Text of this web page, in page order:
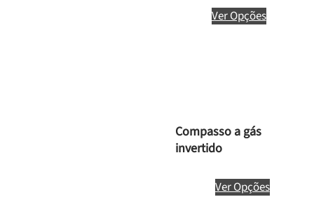
Ver Opções
Compasso a gás
invertido
Ver Opções